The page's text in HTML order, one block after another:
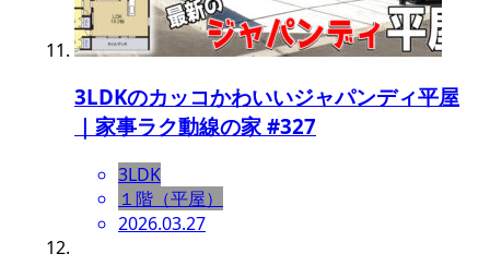
3LDKのカッコかわいいジャパンディ平屋
｜家事ラク動線の家 #327
3LDK
１階（平屋）
2026.03.27